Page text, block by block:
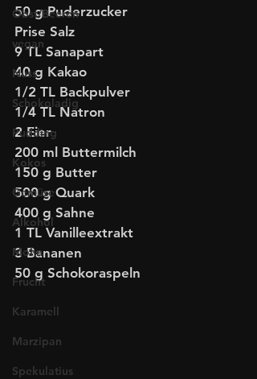
Obst/Beeren
vegan
Nuss
Schokoladig
Pudding
Kokos
Gemüse
Alkohol
Mohn
Frucht
Karamell
Marzipan
Spekulatius
50 g Puderzucker
Prise Salz
9 TL Sanapart
40 g Kakao
1/2 TL Backpulver
1/4 TL Natron
2 Eier
200 ml Buttermilch
150 g Butter
500 g Quark
400 g Sahne
1 TL Vanilleextrakt
3 Bananen
50 g Schokoraspeln